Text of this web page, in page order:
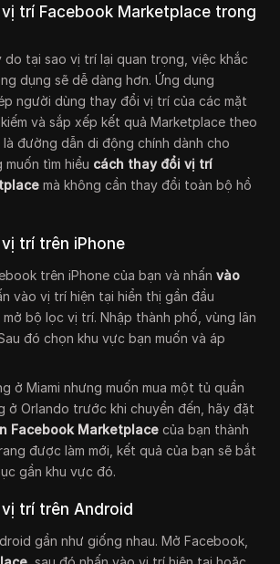
trí Facebook Marketplace trong
do tại sao vị trí lại quan trọng, việc khắc
dụng sẽ dễ dàng hơn. Ứng dụng
người dùng thay đổi vị trí của các mặt
và sắp xếp kết quả Marketplace theo
đường dẫn di động chính dành cho
tìm hiểu cách thay đổi vị trí
mà không cần thay đổi toàn bộ hồ
trí trên iPhone
trên iPhone của bạn và nhấnvào
vào vị trí hiện tại hiển thị gần đầu
bộ lọc vị trí. Nhập thành phố, vùng lân
đó chọn khu vực bạn muốn và áp
ở Miami nhưng muốn mua một tủ quần
ở Orlando trước khi chuyển đến, hãy đặt
Facebook Marketplace của bạn thành
được làm mới, kết quả của bạn sẽ bắt
gần khu vực đó.
trí trên Android
gần như giống nhau. Mở Facebook,